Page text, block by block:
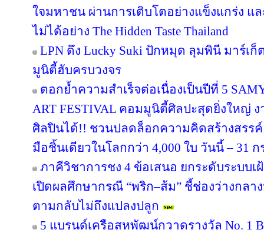
ใจมหาชน ผ่านการเติบโตอย่างแข็งแกร่ง
ไม่ได้อย่าง The Hidden Taste Thailand
LPN ดึง Lucky Suki ปักหมุด ลุมพินี มาร์เก็
มูนิตี้ฮับครบวงจร
ตอกย้ำความสำเร็จต่อเนื่องเป็นปีที่ 5
ART FESTIVAL คอมมูนิตี้ศิลปะสุดยิ่งใหญ่
ศิลปินได้!! ชวนปลดล็อกความคิดสร้างสรร
มือชิ้นเดียวในโลกกว่า 4,000 ใบ วันนี้ – 31
ภาคีวิชาการชง 4 ข้อเสนอ ยกระดับระบบ
เปิดผลศึกษากรณี “พริก–ส้ม” ชี้ช่องว่างกลา
ตามกลับไม่ถึงแปลงปลูก
5 แบรนด์เครือสหพัฒน์กวาดรางวัล No. 1